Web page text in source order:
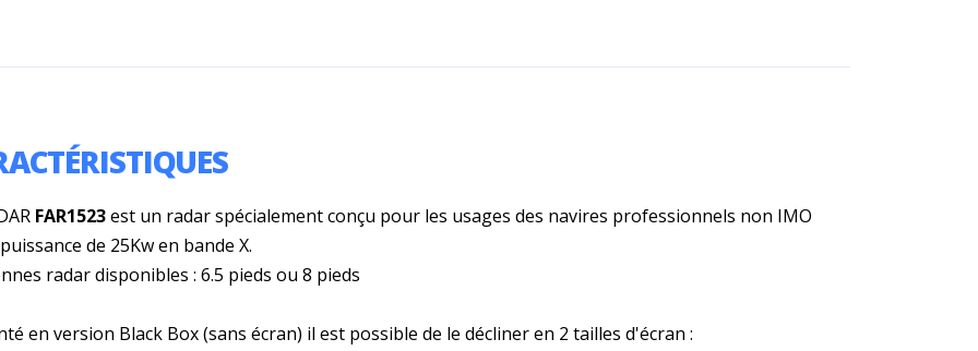
FAR1523est un radar spécialement conçu pour les usages des navires professionnels non IMO
de 25Kw en bande X.
radar disponibles : 6.5 pieds ou 8 pieds
en version Black Box (sans écran) il est possible de le décliner en 2 tailles d'écran :